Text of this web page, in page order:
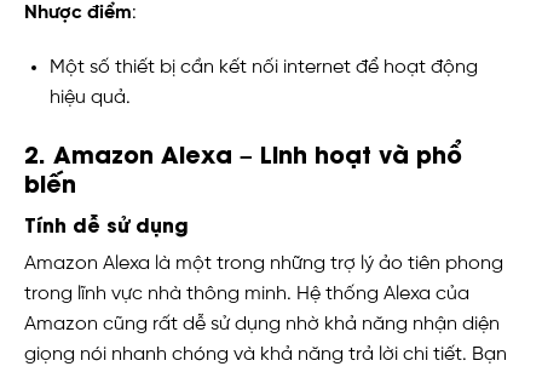
Nhược điểm:
Một số thiết bị cần kết nối internet để hoạt động
hiệu quả.
2. Amazon Alexa – Linh hoạt và phổ
biến
Tính dễ sử dụng
Amazon Alexa là một trong những trợ lý ảo tiên phong
trong lĩnh vực nhà thông minh. Hệ thống Alexa của
Amazon cũng rất dễ sử dụng nhờ khả năng nhận diện
giọng nói nhanh chóng và khả năng trả lời chi tiết. Bạn